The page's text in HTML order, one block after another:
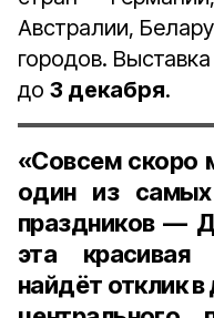
Австралии,
городов.
до 3 декабря.
«Совсем скоро
один из
праздников —
эта
найдёт отклик